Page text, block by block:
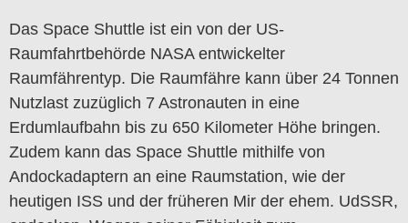
Das Space Shuttle ist ein von der US-
Raumfahrtbehörde NASA entwickelter
Raumfährentyp. Die Raumfähre kann über 24 Tonnen
Nutzlast zuzüglich 7 Astronauten in eine
Erdumlaufbahn bis zu 650 Kilometer Höhe bringen.
Zudem kann das Space Shuttle mithilfe von
Andockadaptern an eine Raumstation, wie der
heutigen ISS und der früheren Mir der ehem. UdSSR,